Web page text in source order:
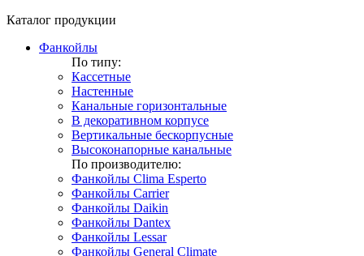
Каталог продукции
Фанкойлы
По типу:
Кассетные
Настенные
Канальные горизонтальные
В декоративном корпусе
Вертикальные бескорпусные
Высоконапорные канальные
По производителю:
Фанкойлы Clima Esperto
Фанкойлы Carrier
Фанкойлы Daikin
Фанкойлы Dantex
Фанкойлы Lessar
Фанкойлы General Climate